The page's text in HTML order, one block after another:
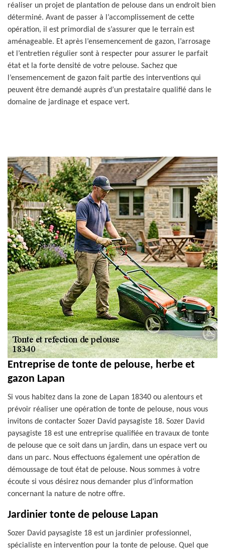
réaliser un projet de plantation de pelouse dans un endroit bien
déterminé. Avant de passer à l’accomplissement de cette
opération, il est primordial de s’assurer que le terrain est
aménageable. Et après l’ensemencement de gazon, l’arrosage
et l’entretien régulier sont à respecter pour assurer le parfait
état et la forte densité de votre pelouse. Sachez que
l’ensemencement de gazon fait partie des interventions qui
peuvent être demandé auprès d’un prestataire qualifié dans le
domaine de jardinage et espace vert.
Entreprise de tonte de pelouse, herbe et
gazon Lapan
Si vous habitez dans la zone de Lapan 18340 ou alentours et
prévoir réaliser une opération de tonte de pelouse, nous vous
invitons de contacter Sozer David paysagiste 18. Sozer David
paysagiste 18 est une entreprise qualifiée en travaux de tonte
de pelouse que ce soit dans un jardin, dans un espace vert ou
dans un parc. Nous effectuons également une opération de
démoussage de tout état de pelouse. Nous sommes à votre
écoute si vous désirez nous demander plus d’information
concernant la nature de notre offre.
Jardinier tonte de pelouse Lapan
Sozer David paysagiste 18 est un jardinier professionnel,
spécialiste en intervention pour la tonte de pelouse. Quel que